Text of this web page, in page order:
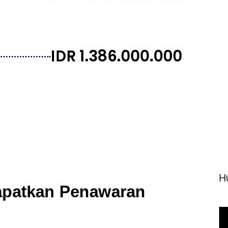
IDR 1.386.000.000
Penawaran